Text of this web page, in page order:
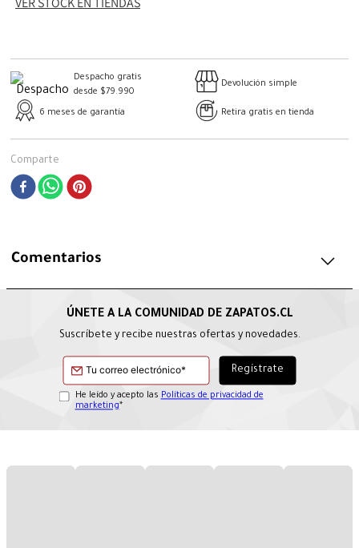
Despacho gratis
desde $79.990
Devolución simple
6 meses de garantía Retira gratis en tienda
Comparte
Comentarios
Suscríbete y recibe nuestras ofertas y novedades.
He leído y acepto las Políticas de privacidad de
marketing*